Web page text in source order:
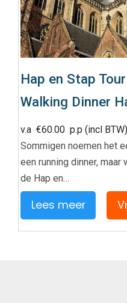
Hap en Stap
Walking Dinner
v.a€60.00 p.p (incl BTW)
Sommigen noemen het
een running dinner,
de Hap en…
Lees meer